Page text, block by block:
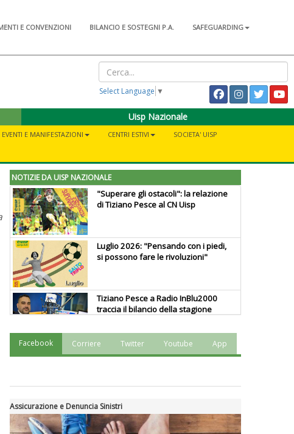
E CONVENZIONI BILANCIO E SOSTEGNI P.A.
SAFEGUARDING
Select Language ▼
Uisp Nazionale
EVENTI E MANIFESTAZIONI CENTRI ESTIVI
SOCIETA' UISP
NOTIZIE DA UISP NAZIONALE
"Superare gli ostacoli": la relazione
di Tiziano Pesce al CN Uisp
Luglio 2026: "Pensando con i piedi,
si possono fare le rivoluzioni"
Tiziano Pesce a Radio InBlu2000
traccia il bilancio della stagione
La formazione Uisp rallenta ma
prosegue anche in estate
Facebook Corriere Twitter Youtube App
Assicurazione e Denuncia Sinistri